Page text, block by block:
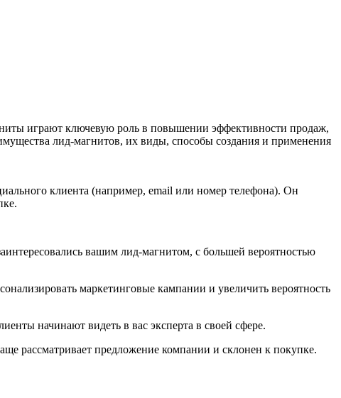
играют ключевую роль в повышении эффективности продаж,
лид-магнитов, их виды, способы создания и применения
клиента (например, email или номер телефона). Он
вашим лид-магнитом, с большей вероятностью
маркетинговые кампании и увеличить вероятность
начинают видеть в вас эксперта в своей сфере.
рассматривает предложение компании и склонен к покупке.